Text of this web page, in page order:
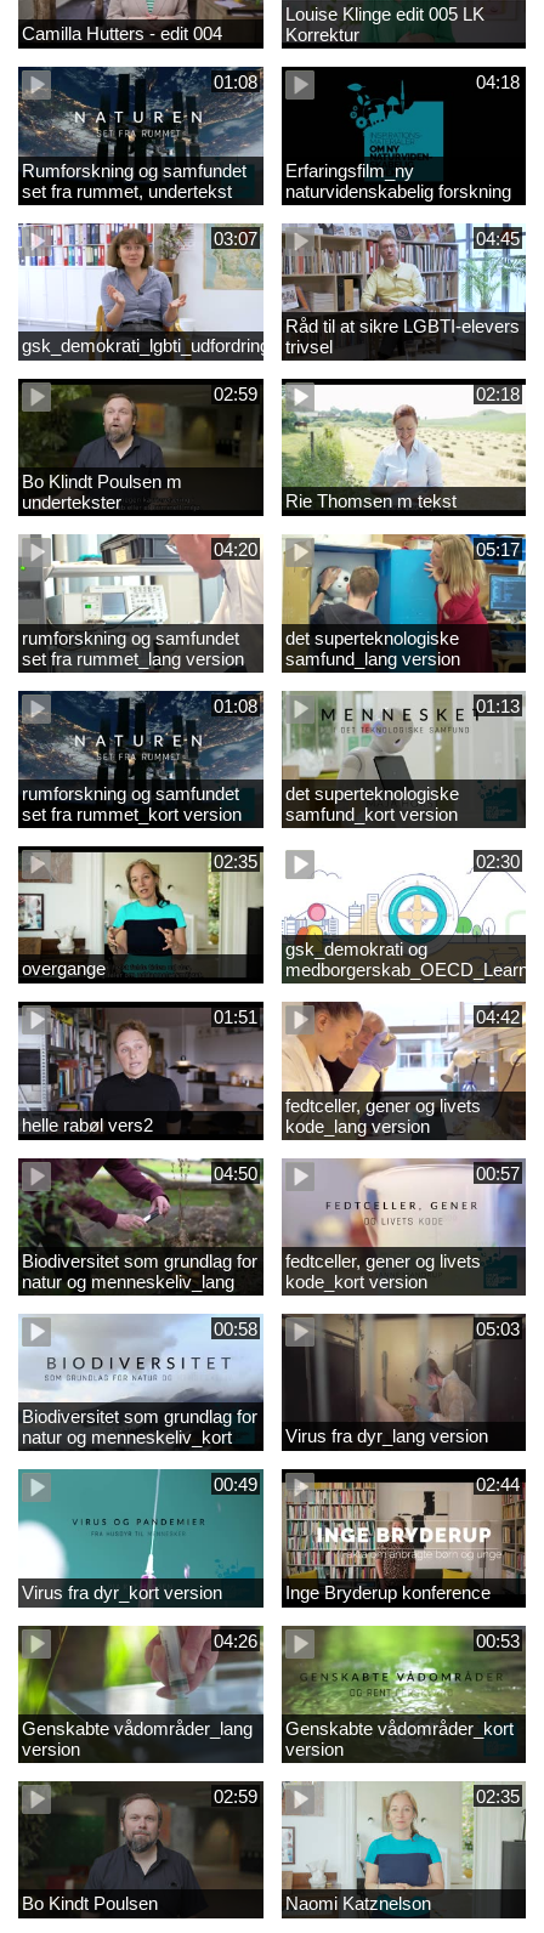
Camilla Hutters - edit 004
Louise Klinge edit 005 LK
Korrektur
01:08
Rumforskning og samfundet
set fra rummet, undertekst
04:18
Erfaringsfilm_ny
naturvidenskabelig forskning
03:07
gsk_demokrati_lgbti_udfordringer
04:45
Råd til at sikre LGBTI-elevers
trivsel
02:59
Bo Klindt Poulsen m
undertekster
02:18
Rie Thomsen m tekst
04:20
rumforskning og samfundet
set fra rummet_lang version
05:17
det superteknologiske
samfund_lang version
01:08
rumforskning og samfundet
set fra rummet_kort version
01:13
det superteknologiske
samfund_kort version
02:35
overgange
02:30
gsk_demokrati og
Compass 2030
01:51
helle rabøl vers2
04:42
fedtceller, gener og livets
kode_lang version
04:50
Biodiversitet som grundlag for
natur og menneskeliv_lang
version
00:57
fedtceller, gener og livets
kode_kort version
00:58
Biodiversitet som grundlag for
natur og menneskeliv_kort
version
05:03
Virus fra dyr_lang version
00:49
Virus fra dyr_kort version
02:44
Inge Bryderup konference
04:26
Genskabte vådområder_lang
version
00:53
Genskabte vådområder_kort
version
02:59
Bo Kindt Poulsen
02:35
Naomi Katznelson